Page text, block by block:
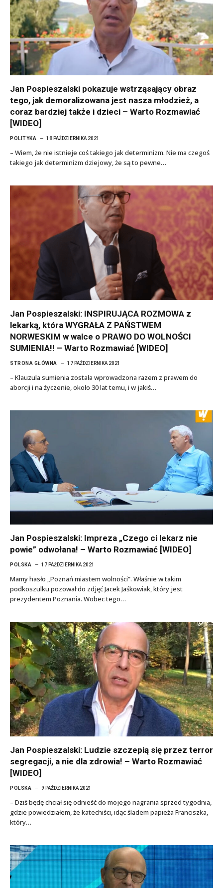
Jan Pospieszalski pokazuje wstrząsający obraz
tego, jak demoralizowana jest nasza młodzież, a
coraz bardziej także i dzieci – Warto Rozmawiać
[WIDEO]
POLITYKA 18 PAŹDZIERNIKA 2021
– Wiem, że nie istnieje coś takiego jak determinizm. Nie ma czegoś
takiego jak determinizm dziejowy, że są to pewne…
Jan Pospieszalski: INSPIRUJĄCA ROZMOWA z
lekarką, która WYGRAŁA Z PAŃSTWEM
NORWESKIM w walce o PRAWO DO WOLNOŚCI
SUMIENIA!! – Warto Rozmawiać [WIDEO]
STRONA GŁÓWNA 17 PAŹDZIERNIKA 2021
– Klauzula sumienia została wprowadzona razem z prawem do
aborcji i na życzenie, około 30 lat temu, i w jakiś…
Jan Pospieszalski: Impreza „Czego ci lekarz nie
powie” odwołana! – Warto Rozmawiać [WIDEO]
POLSKA 17 PAŹDZIERNIKA 2021
Mamy hasło „Poznań miastem wolności”. Właśnie w takim
podkoszulku pozował do zdjęć Jacek Jaśkowiak, który jest
prezydentem Poznania. Wobec tego…
Jan Pospieszalski: Ludzie szczepią się przez terror
segregacji, a nie dla zdrowia! – Warto Rozmawiać
[WIDEO]
POLSKA 9 PAŹDZIERNIKA 2021
– Dziś będę chciał się odnieść do mojego nagrania sprzed tygodnia,
gdzie powiedziałem, że katechiści, idąc śladem papieża Franciszka,
który…